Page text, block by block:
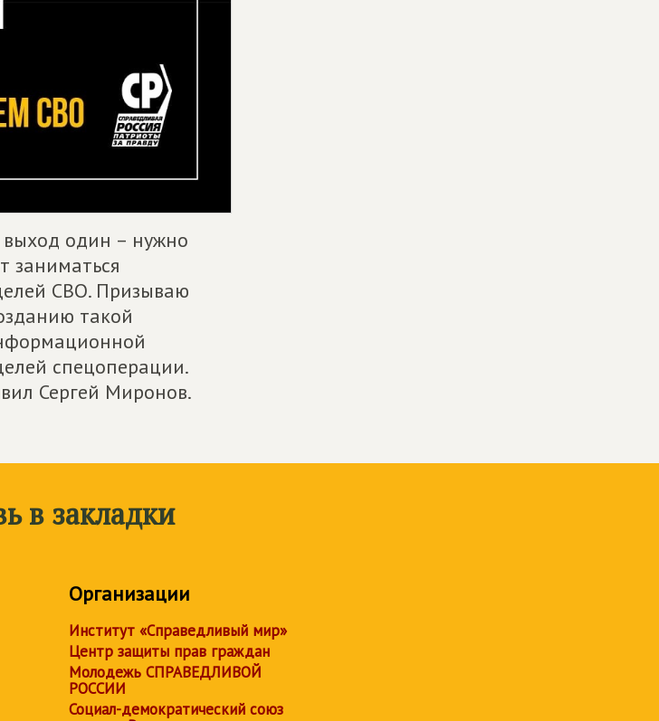
один – нужно
заниматься
СВО. Призываю
такой
спецоперации.
Сергей Миронов.
в закладки
Организации
Институт «Справедливый мир»
Центр защиты прав граждан
Молодежь СПРАВЕДЛИВОЙ
РОССИИ
Социал-демократический союз